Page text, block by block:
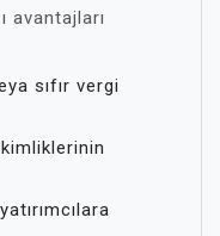
avantajları
sıfır vergi